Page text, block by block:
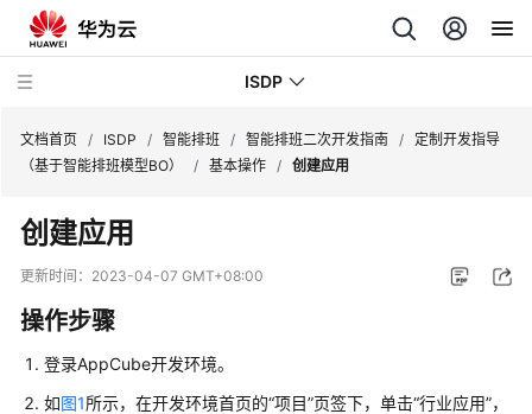
ISDP
最
新
动
户
指
文档首页 / ISDP / 智能排班 / 智能排班二次开发指南 /
定制开发指导
（基于智能排班模型BO）
/ 基本操作 / 创建应用
创建应用
更新时间： 2023-04-07 GMT+08:00
操作步骤
登录AppCube开发环境。
如图1所示，在开发环境首页的“项目”页签下，单击“行业应用”，